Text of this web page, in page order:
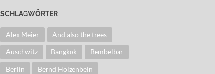
SCHLAGWÖRTER
Alex Meier And also the trees
Auschwitz Bangkok Bembelbar
Berlin Bernd Hölzenbein